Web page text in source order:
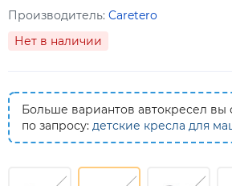
Производитель: Caretero
Нет в наличии
Больше вариантов автокресел вы
по запросу: детские кресла для